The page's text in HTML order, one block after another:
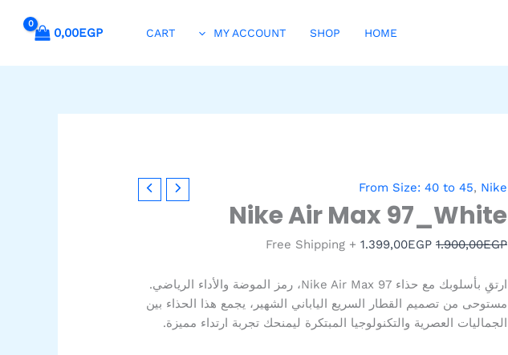
HOME
SHOP
MY ACCOUNT
CART
0,00EGP
From Size: 40 to 45, Nike
Nike Air Max 97_White
1.900,00EGP
السعر
الأصلي
هو:
1.900,00EGP.
1.399,00EGP
السعر
الحالي
هو:
1.399,00EGP.
+ Free Shipping
ارتقِ بأسلوبك مع حذاء Nike Air Max 97، رمز الموضة والأداء الرياضي.
مستوحى من تصميم القطار السريع الياباني الشهير، يجمع هذا الحذاء بين
الجماليات العصرية والتكنولوجيا المبتكرة ليمنحك تجربة ارتداء مميزة.
كمية
Nike
Air
Max